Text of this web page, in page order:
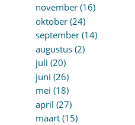
november (16)
oktober (24)
september (14)
augustus (2)
juli (20)
juni (26)
mei (18)
april (27)
maart (15)